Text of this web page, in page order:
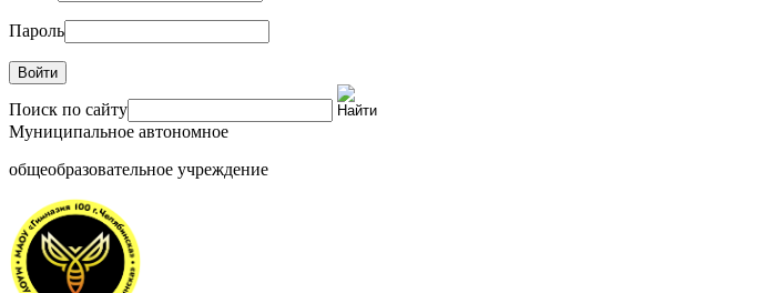
Пароль
Войти
Поиск по сайту
Муниципальное автономное
общеобразовательное учреждение